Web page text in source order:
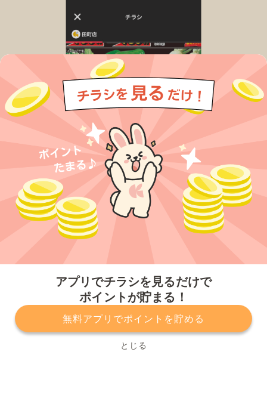
アプリでチラシを見るだけで
ポイントが貯まる！
無料アプリでポイントを貯める
とじる
プライバシーポリシー 利用規約
運営会社
サービスに関してのお問い合わせ